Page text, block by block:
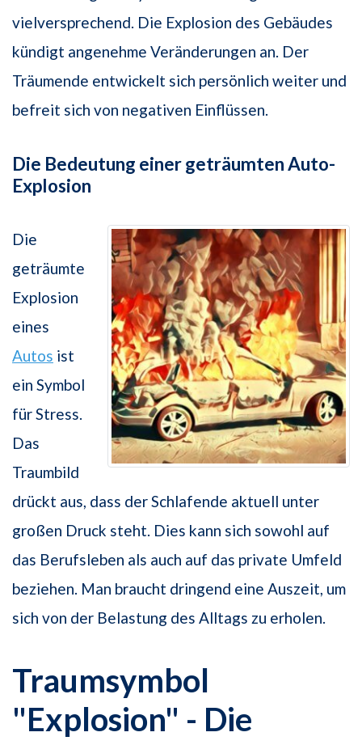
vielversprechend. Die Explosion des Gebäudes
kündigt angenehme Veränderungen an. Der
Träumende entwickelt sich persönlich weiter und
befreit sich von negativen Einflüssen.
Die Bedeutung einer geträumten Auto-
Explosion
Die
geträumte
Explosion
eines
Autos ist
ein Symbol
für Stress.
Das
Traumbild
drückt aus, dass der Schlafende aktuell unter
großen Druck steht. Dies kann sich sowohl auf
das Berufsleben als auch auf das private Umfeld
beziehen. Man braucht dringend eine Auszeit, um
sich von der Belastung des Alltags zu erholen.
Traumsymbol
"Explosion" - Die